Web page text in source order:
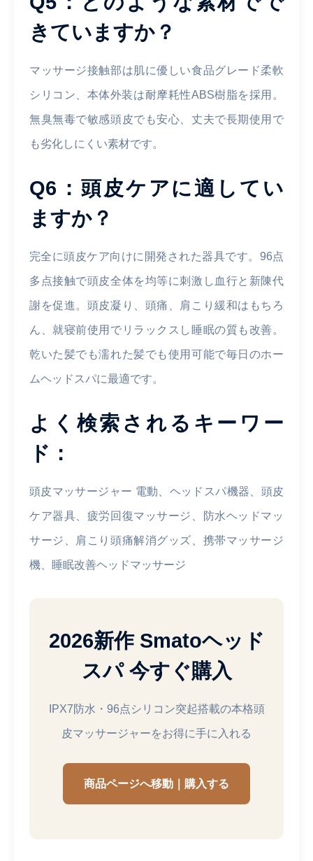
きていますか？
マッサージ接触部は肌に優しい食品グレード柔軟
シリコン、本体外装は耐摩耗性ABS樹脂を採用。
無臭無毒で敏感頭皮でも安心、丈夫で長期使用で
も劣化しにくい素材です。
Q6：頭皮ケアに適してい
ますか？
完全に頭皮ケア向けに開発された器具です。96点
多点接触で頭皮全体を均等に刺激し血行と新陳代
謝を促進。頭皮凝り、頭痛、肩こり緩和はもちろ
ん、就寝前使用でリラックスし睡眠の質も改善。
乾いた髪でも濡れた髪でも使用可能で毎日のホー
ムヘッドスパに最適です。
よく検索されるキーワー
ド：
頭皮マッサージャー 電動、ヘッドスパ機器、頭皮
ケア器具、疲労回復マッサージ、防水ヘッドマッ
サージ、肩こり頭痛解消グッズ、携帯マッサージ
機、睡眠改善ヘッドマッサージ
2026新作 Smatoヘッド
スパ 今すぐ購入
IPX7防水・96点シリコン突起搭載の本格頭
皮マッサージャーをお得に手に入れる
商品ページへ移動｜購入する